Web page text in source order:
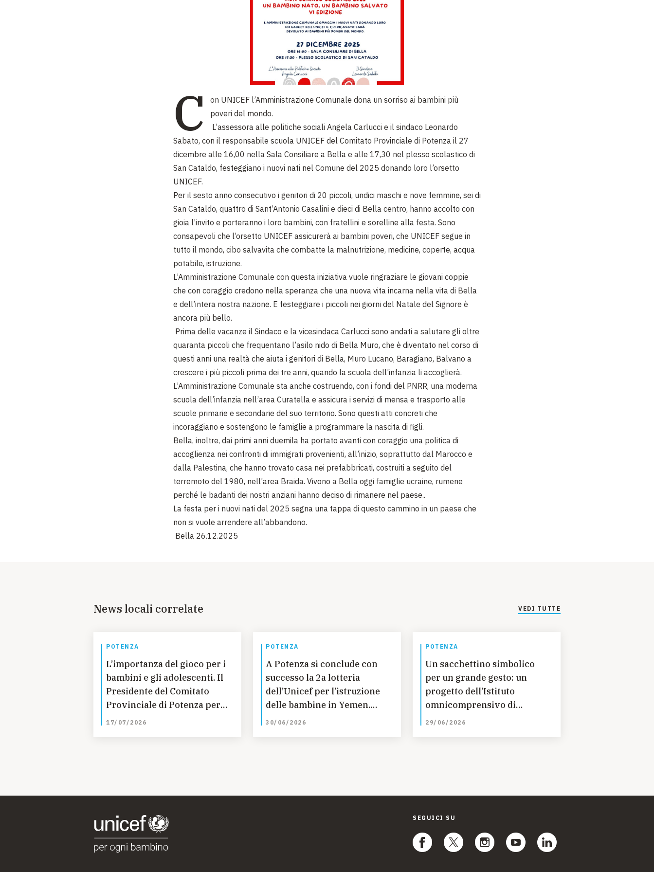
C
on UNICEF l’Amministrazione Comunale dona un sorriso ai bambini più
poveri del mondo.
L’assessora alle politiche sociali Angela Carlucci e il sindaco Leonardo
Sabato, con il responsabile scuola UNICEF del Comitato Provinciale di Potenza il 27
dicembre alle 16,00 nella Sala Consiliare a Bella e alle 17,30 nel plesso scolastico di
San Cataldo, festeggiano i nuovi nati nel Comune del 2025 donando loro l’orsetto
UNICEF.
Per il sesto anno consecutivo i genitori di 20 piccoli, undici maschi e nove femmine, sei di
San Cataldo, quattro di Sant’Antonio Casalini e dieci di Bella centro, hanno accolto con
gioia l’invito e porteranno i loro bambini, con fratellini e sorelline alla festa. Sono
consapevoli che l’orsetto UNICEF assicurerà ai bambini poveri, che UNICEF segue in
tutto il mondo, cibo salvavita che combatte la malnutrizione, medicine, coperte, acqua
potabile, istruzione.
L’Amministrazione Comunale con questa iniziativa vuole ringraziare le giovani coppie
che con coraggio credono nella speranza che una nuova vita incarna nella vita di Bella
e dell’intera nostra nazione. E festeggiare i piccoli nei giorni del Natale del Signore è
ancora più bello.
Prima delle vacanze il Sindaco e la vicesindaca Carlucci sono andati a salutare gli oltre
quaranta piccoli che frequentano l’asilo nido di Bella Muro, che è diventato nel corso di
questi anni una realtà che aiuta i genitori di Bella, Muro Lucano, Baragiano, Balvano a
crescere i più piccoli prima dei tre anni, quando la scuola dell’infanzia li accoglierà.
L’Amministrazione Comunale sta anche costruendo, con i fondi del PNRR, una moderna
scuola dell’infanzia nell’area Curatella e assicura i servizi di mensa e trasporto alle
scuole primarie e secondarie del suo territorio. Sono questi atti concreti che
incoraggiano e sostengono le famiglie a programmare la nascita di figli.
Bella, inoltre, dai primi anni duemila ha portato avanti con coraggio una politica di
accoglienza nei confronti di immigrati provenienti, all’inizio, soprattutto dal Marocco e
dalla Palestina, che hanno trovato casa nei prefabbricati, costruiti a seguito del
terremoto del 1980, nell’area Braida. Vivono a Bella oggi famiglie ucraine, rumene
perché le badanti dei nostri anziani hanno deciso di rimanere nel paese..
La festa per i nuovi nati del 2025 segna una tappa di questo cammino in un paese che
non si vuole arrendere all’abbandono.
Bella 26.12.2025
News locali correlate VEDI TUTTE
POTENZA
L’importanza del gioco per i
bambini e gli adolescenti. Il
Presidente del Comitato
Provinciale di Potenza per
l’UNICEF ne parla all’Open
17/07/2026
POTENZA
A Potenza si conclude con
successo la 2a lotteria
dell’Unicef per l’istruzione
delle bambine in Yemen.
Estratti i biglietti vincenti.
30/06/2026
POTENZA
Un sacchettino simbolico
per un grande gesto: un
progetto dell’Istituto
omnicomprensivo di
Marsicovetere (PZ) per
29/06/2026
SEGUICI SU